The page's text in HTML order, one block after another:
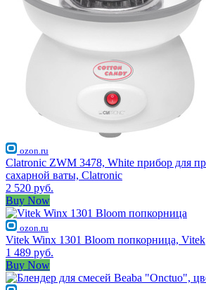
ozon.ru
Clatronic ZWM 3478, White прибор для
сахарной ваты, Clatronic
2 520 руб.
Buy Now
ozon.ru
Vitek Winx 1301 Bloom попкорница, Vitek
1 489 руб.
Buy Now